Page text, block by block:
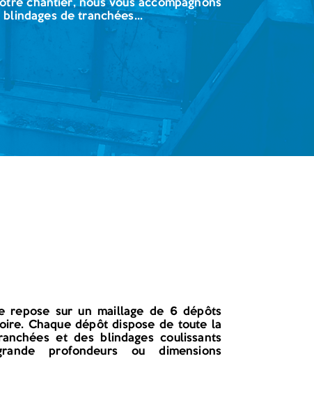
chantier, nous vous accompagnons
de tranchées...
repose sur un maillage de 6 dépôts
Chaque dépôt dispose de toute la
et des blindages coulissants
profondeurs ou dimensions